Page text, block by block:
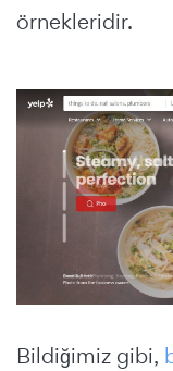
örnekleridir.
Bildiğimiz gibi,